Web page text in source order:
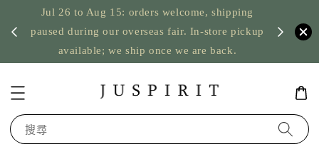
Jul 26 to Aug 15: orders welcome, shipping
paused during our overseas fair. In-store pickup
available; we ship once we are back.
US
搜尋